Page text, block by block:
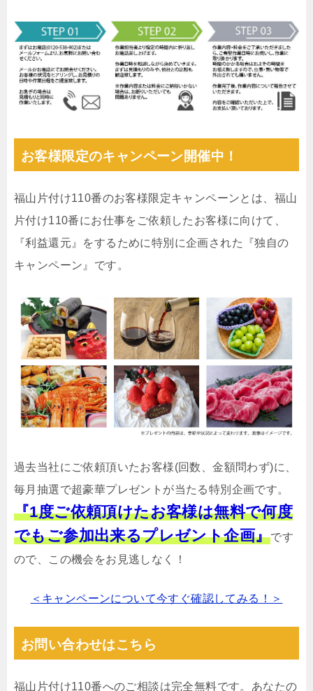
お客様限定のキャンペーン開催中！
福山片付け110番のお客様限定キャンペーンとは、福山
片付け110番にお仕事をご依頼したお客様に向けて、
『利益還元』をするために特別に企画された『独自の
キャンペーン』です。
過去当社にご依頼頂いたお客様(回数、金額問わず)に、
毎月抽選で超豪華プレゼントが当たる特別企画です。
『1度ご依頼頂けたお客様は無料で何度
でもご参加出来るプレゼント企画』です
ので、この機会をお見逃しなく！
＜キャンペーンについて今すぐ確認してみる！＞
お問い合わせはこちら
福山片付け110番へのご相談は完全無料です。あなたの